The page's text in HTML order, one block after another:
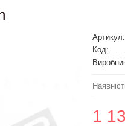
Артикул:
Код:
1